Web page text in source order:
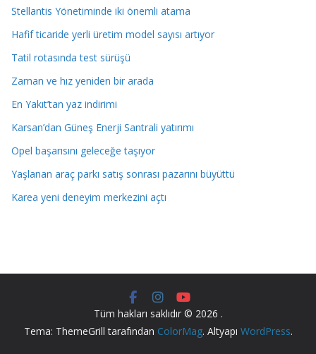
Stellantis Yönetiminde iki önemli atama
Hafif ticaride yerli üretim model sayısı artıyor
Tatil rotasında test sürüşü
Zaman ve hız yeniden bir arada
En Yakıt’tan yaz indirimi
Karsan’dan Güneş Enerji Santrali yatırımı
Opel başarısını geleceğe taşıyor
Yaşlanan araç parkı satış sonrası pazarını büyüttü
Karea yeni deneyim merkezini açtı
Tüm hakları saklıdır © 2026 .
Tema: ThemeGrill tarafından ColorMag. Altyapı WordPress.